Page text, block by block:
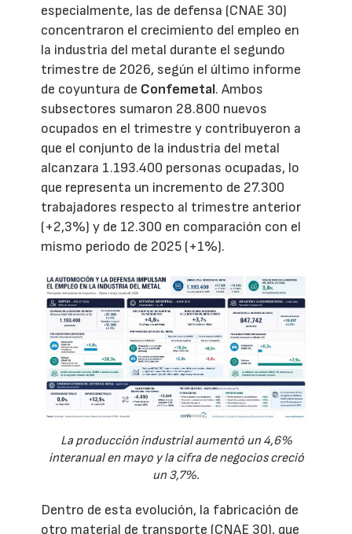
especialmente, las de defensa (CNAE 30)
concentraron el crecimiento del empleo en
la industria del metal durante el segundo
trimestre de 2026, según el último informe
de coyuntura de Confemetal. Ambos
subsectores sumaron 28.800 nuevos
ocupados en el trimestre y contribuyeron a
que el conjunto de la industria del metal
alcanzara 1.193.400 personas ocupadas, lo
que representa un incremento de 27.300
trabajadores respecto al trimestre anterior
(+2,3%) y de 12.300 en comparación con el
mismo periodo de 2025 (+1%).
La producción industrial aumentó un 4,6%
interanual en mayo y la cifra de negocios creció
un 3,7%.
Dentro de esta evolución, la fabricación de
otro material de transporte (CNAE 30), que